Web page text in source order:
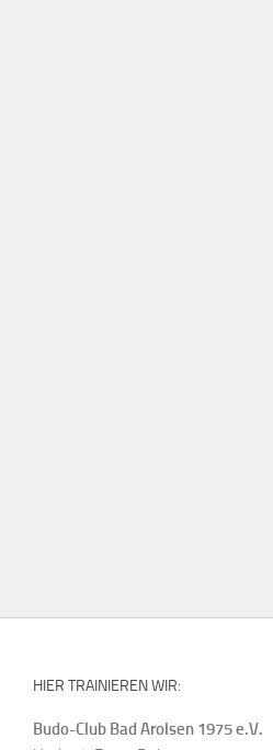
HIER TRAINIEREN WIR:
Budo-Club Bad Arolsen 1975 e.V.